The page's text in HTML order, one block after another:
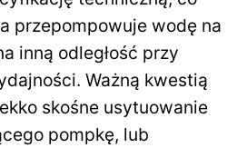
przepompowuje wodę na
inną odległość przy
Ważną kwestią
skośne usytuowanie
pompkę, lub